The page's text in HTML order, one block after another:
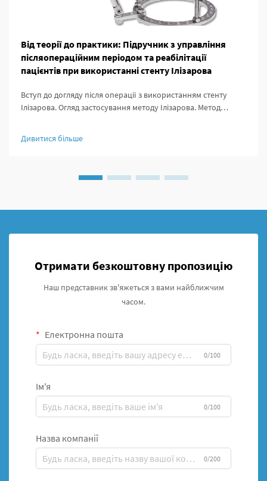
Від теорії до практики: Підручник з управління
післяопераційним періодом та реабілітації
пацієнтів при використанні стенту Ілізарова
Вступ до догляду після операції з використанням стенту
Ілізарова. Огляд застосування методу Ілізарова. Метод
можливість здійснювати подовження кісток, стабілізацію
уражених ділянок та виправлення деформацій, які раніше
Дивитися більше
Отримати безкоштовну пропозицію
Наш представник зв'яжеться з вами найближчим
часом.
Електронна пошта
0/100
Ім'я
0/100
Назва компанії
0/200